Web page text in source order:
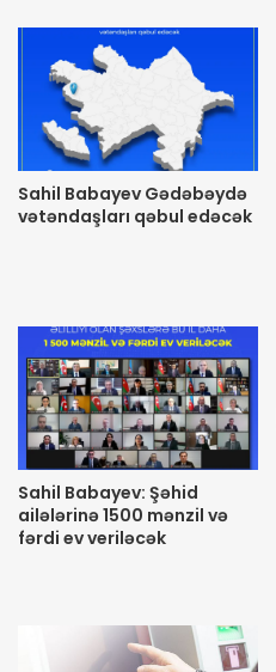
Sahil Babayev Gədəbəydə
vətəndaşları qəbul edəcək
Sahil Babayev: Şəhid
ailələrinə 1500 mənzil və
fərdi ev veriləcək